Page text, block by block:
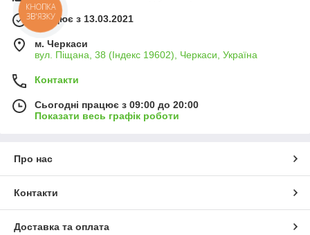
Працює з 13.03.2021
м. Черкаси
вул. Піщана, 38 (Індекс 19602), Черкаси, Україна
Контакти
Сьогодні працює з 09:00 до 20:00
Показати весь графік роботи
Про нас
Контакти
Доставка та оплата
КНОПКА
ЗВ'ЯЗКУ